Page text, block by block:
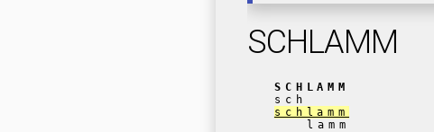
SCHLAMM
SCHLAMM
sch
schlamm
lamm